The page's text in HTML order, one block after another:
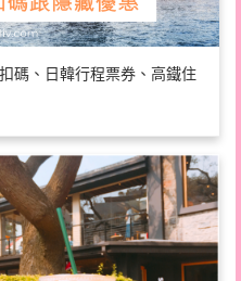
碼、日韓行程票券、高鐵住